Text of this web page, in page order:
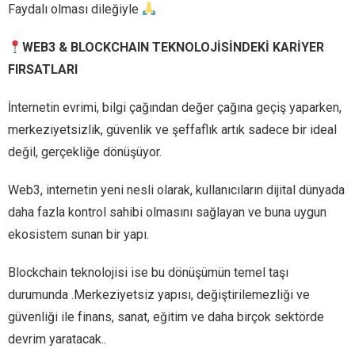
Faydalı olması dileğiyle
WEB3 & BLOCKCHAIN TEKNOLOJİSİNDEKİ KARİYER
FIRSATLARI
İnternetin evrimi, bilgi çağından değer çağına geçiş yaparken,
merkeziyetsizlik, güvenlik ve şeffaflık artık sadece bir ideal
değil, gerçekliğe dönüşüyor.
Web3, internetin yeni nesli olarak, kullanıcıların dijital dünyada
daha fazla kontrol sahibi olmasını sağlayan ve buna uygun
ekosistem sunan bir yapı.
Blockchain teknolojisi ise bu dönüşümün temel taşı
durumunda .Merkeziyetsiz yapısı, değiştirilemezliği ve
güvenliği ile finans, sanat, eğitim ve daha birçok sektörde
devrim yaratacak..